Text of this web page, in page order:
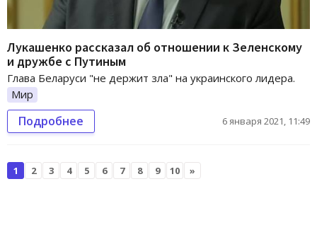
Лукашенко рассказал об отношении к Зеленскому
и дружбе с Путиным
Глава Беларуси "не держит зла" на украинского лидера.
Мир
Подробнее 6 января 2021, 11:49
1 2 3 4 5 6 7 8 9 10 »